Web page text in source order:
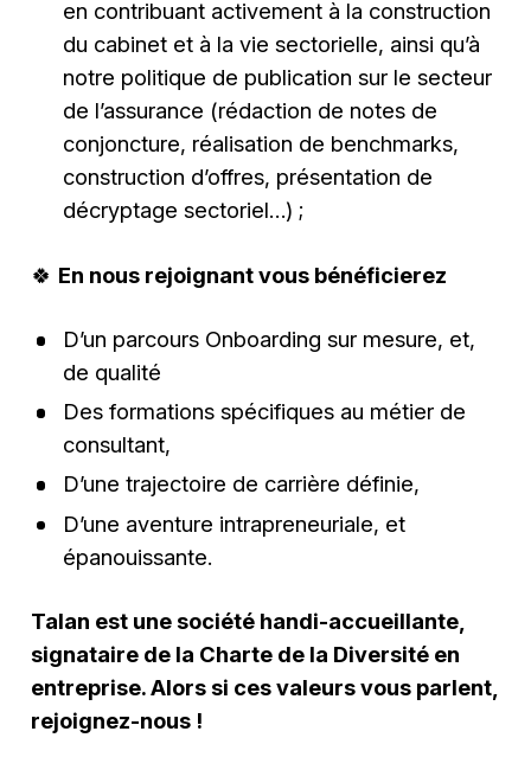
en contribuant activement à la construction
du cabinet et à la vie sectorielle, ainsi qu’à
notre politique de publication sur le secteur
de l’assurance (rédaction de notes de
conjoncture, réalisation de benchmarks,
construction d’offres, présentation de
décryptage sectoriel…) ;
🍀 En nous rejoignant vous bénéficierez
D’un parcours Onboarding sur mesure, et,
de qualité
Des formations spécifiques au métier de
consultant,
D’une trajectoire de carrière définie,
D’une aventure intrapreneuriale, et
épanouissante.
Talan est une société handi-accueillante,
signataire de la Charte de la Diversité en
entreprise. Alors si ces valeurs vous parlent,
rejoignez-nous !